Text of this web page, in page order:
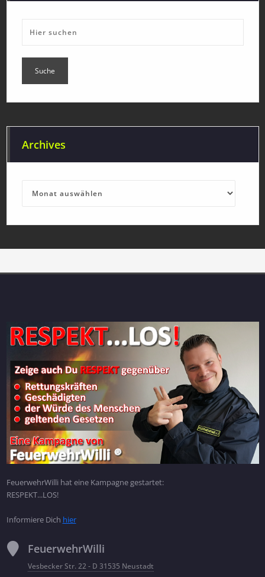
Archives
FeuerwehrWilli hat eine Kampagne gestartet:
RESPEKT...LOS!
Informiere Dich hier
FeuerwehrWilli
Vesbecker Str. 22 - D 31535 Neustadt